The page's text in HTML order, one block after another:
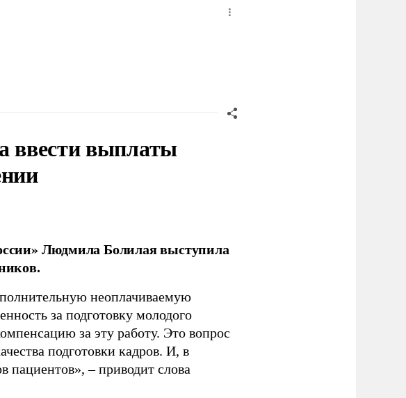
ввести выплаты
Людмила Болилая выступила
неоплачиваемую
за подготовку молодого
за эту работу. Это вопрос
подготовки кадров. И, в
пациентов», – приводит слова